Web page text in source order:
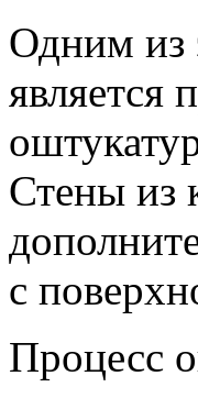
Одним из
является
Стены из
с
Процесс